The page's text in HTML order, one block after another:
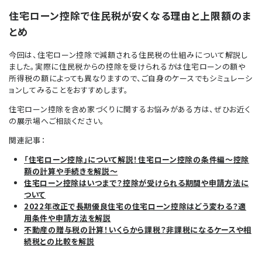
住宅ローン控除で住民税が安くなる理由と上限額のま
とめ
今回は、住宅ローン控除で減額される住民税の仕組みについて解説し
ました。実際に住民税からの控除を受けられるかは住宅ローンの額や
所得税の額によっても異なりますので、ご自身のケースでもシミュレーシ
ョンしてみることをおすすめします。
住宅ローン控除を含め家づくりに関するお悩みがある方は、ぜひお近く
の展示場へご相談ください。
関連記事：
「住宅ローン控除」について解説！住宅ローン控除の条件編〜控除
額の計算や手続きを解説〜
住宅ローン控除はいつまで？控除が受けられる期間や申請方法に
ついて
2022年改正で長期優良住宅の住宅ローン控除はどう変わる？適
用条件や申請方法を解説
不動産の贈与税の計算！いくらから課税？非課税になるケースや相
続税との比較を解説